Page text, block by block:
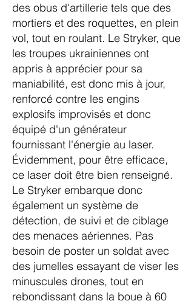
des obus d'artillerie tels que des
mortiers et des roquettes, en plein
vol, tout en roulant. Le Stryker, que
les troupes ukrainiennes ont
appris à apprécier pour sa
maniabilité, est donc mis à jour,
renforcé contre les engins
explosifs improvisés et donc
équipé d'un générateur
fournissant l'énergie au laser.
Évidemment, pour être efficace,
ce laser doit être bien renseigné.
Le Stryker embarque donc
également un système de
détection, de suivi et de ciblage
des menaces aériennes. Pas
besoin de poster un soldat avec
des jumelles essayant de viser les
minuscules drones, tout en
rebondissant dans la boue à 60